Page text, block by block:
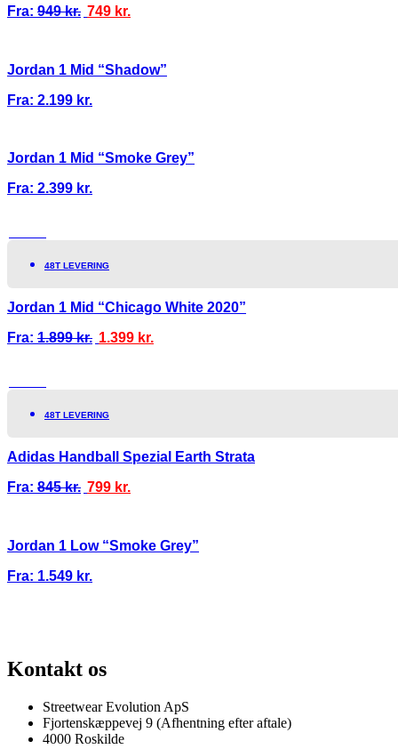
Fra: 949kr. 749 kr.
Jordan 1 Mid “Shadow”
Fra: 2.199 kr.
Jordan 1 Mid “Smoke Grey”
Fra: 2.399 kr.
48T LEVERING
Jordan 1 Mid “Chicago White 2020”
Fra: 1.899kr. 1.399 kr.
48T LEVERING
Adidas Handball Spezial Earth Strata
Fra: 845kr. 799 kr.
Jordan 1 Low “Smoke Grey”
Fra: 1.549 kr.
Kontakt os
Streetwear Evolution ApS
Fjortenskæppevej 9 (Afhentning efter aftale)
4000 Roskilde